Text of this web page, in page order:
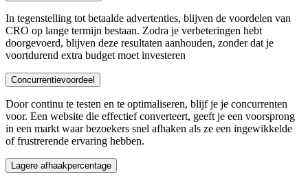
In tegenstelling tot betaalde advertenties, blijven de voordelen van
CRO op lange termijn bestaan. Zodra je verbeteringen hebt
doorgevoerd, blijven deze resultaten aanhouden, zonder dat je
voortdurend extra budget moet investeren
Concurrentievoordeel
Door continu te testen en te optimaliseren, blijf je je concurrenten
voor. Een website die effectief converteert, geeft je een voorsprong
in een markt waar bezoekers snel afhaken als ze een ingewikkelde
of frustrerende ervaring hebben.
Lagere afhaakpercentage